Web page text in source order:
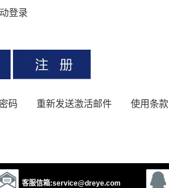
登录
码 重新发送激活邮件 使用条款
客服信箱:service@dreye.com